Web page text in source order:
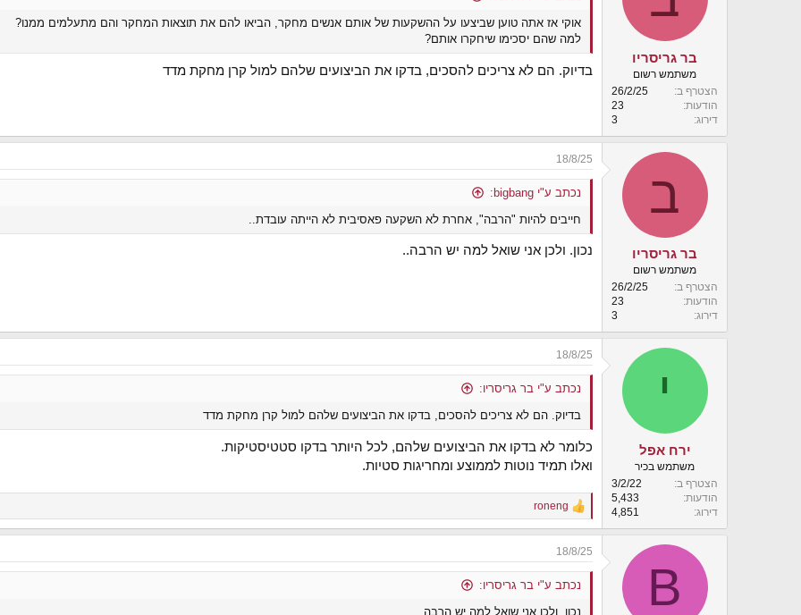
n
:
בר גריסריו
משתמש רשום
הצטרף ב
26/2/25
הודעות
23
דירוג
3
אוקי אז אתה טוען שביצעו על ההשקעות של אותם אנשים מחקר, הביאו להם את תוצאות המחקר והם מתעלמים ממנו?
למה שהם יסכימו שיחקרו אותם?
בדיוק. הם לא צריכים להסכים, בדקו את הביצועים שלהם למול קרן מחקת מדד
ב
בר גריסריו
משתמש רשום
הצטרף ב
26/2/25
הודעות
23
דירוג
3
18/8/25
נכתב ע"י bigbang:
חייבים להיות "הרבה", אחרת לא השקעה פאסיבית לא הייתה עובדת..
נכון. ולכן אני שואל למה יש הרבה..
י
ירח אפל
משתמש בכיר
הצטרף ב
3/2/22
הודעות
5,433
דירוג
4,851
18/8/25
נכתב ע"י בר גריסריו:
בדיוק. הם לא צריכים להסכים, בדקו את הביצועים שלהם למול קרן מחקת מדד
כלומר לא בדקו את הביצועים שלהם, לכל היותר בדקו סטטיסטיקות.
ואלו תמיד נוטות לממוצע ומחריגות סטיות.
R
e
c
t
roneng
B
18/8/25
נכתב ע"י בר גריסריו:
נכון. ולכן אני שואל למה יש הרבה..